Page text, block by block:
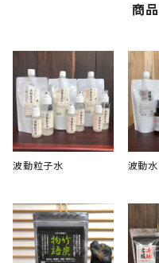
商
波動粒子水 波動水